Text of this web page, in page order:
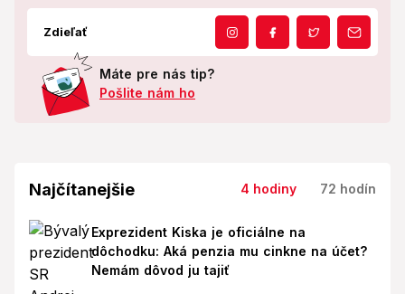
Zdieľať
Máte pre nás tip?
Pošlite nám ho
Najčítanejšie 4 hodiny 72 hodín
Exprezident Kiska je oficiálne na
dôchodku: Aká penzia mu cinkne na účet?
Nemám dôvod ju tajiť